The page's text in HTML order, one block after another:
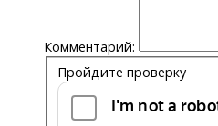
Комментарий:
Пройдите проверку